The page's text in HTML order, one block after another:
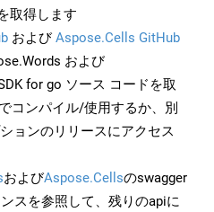
取得します
およびAspose.Cells GitHub
および
for go ソース コードを取
コンパイル/使用するか、別
ョンのリリースにアクセス
およびAspose.Cellsのswagger
スを参照して、残りのapiに